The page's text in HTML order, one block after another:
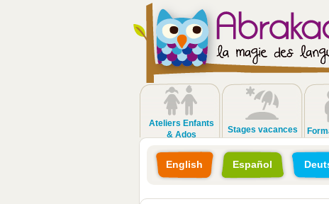
Ateliers Enfants
& Ados
Stages vacances
English Español